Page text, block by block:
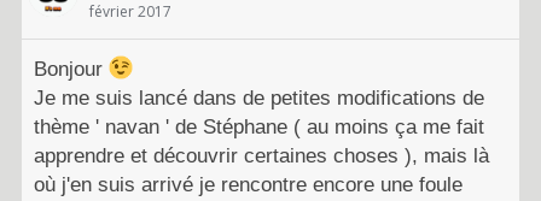
février 2017
Bonjour
Je me suis lancé dans de petites modifications de
thème ' navan ' de Stéphane ( au moins ça me fait
apprendre et découvrir certaines choses ), mais là
où j'en suis arrivé je rencontre encore une foule